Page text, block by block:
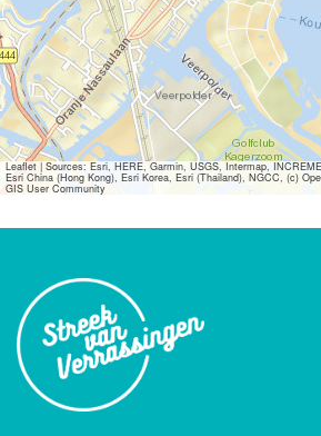
Leaflet|Sources: Esri, HERE, Garmin, USGS, Intermap,
Esri China (Hong Kong), Esri Korea, Esri (Thailand), NGCC, (c)
GIS User Community